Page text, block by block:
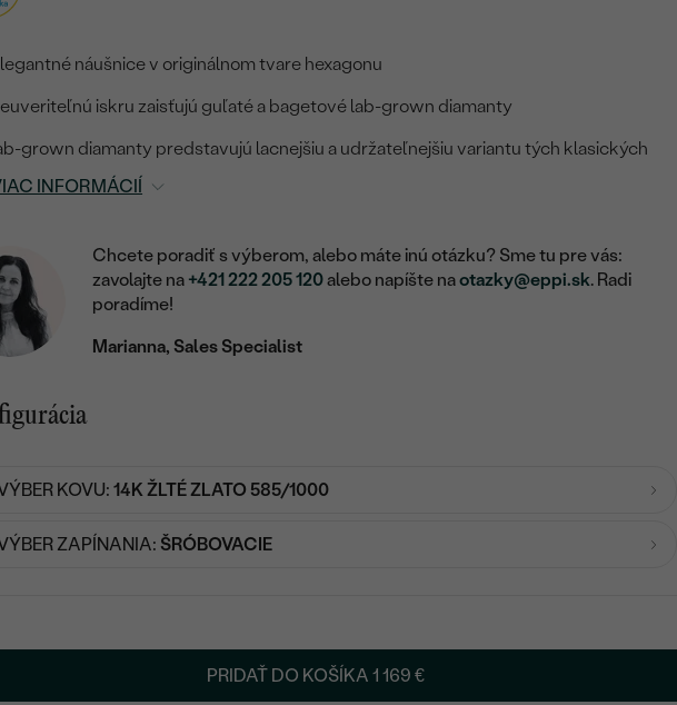
náušnice v originálnom tvare hexagonu
iskru zaisťujú guľaté a bagetové lab-grown diamanty
grown diamanty predstavujú lacnejšiu a udržateľnejšiu variantu tých klasických
INFORMÁCIÍ
Chcete poradiť s výberom, alebo máte inú otázku? Sme tu pre vás:
zavolajte na +421 222 205 120alebo napíšte naotazky@eppi.sk. Radi
poradíme!
Marianna, Sales Specialist
KOVU: 14K ŽLTÉ ZLATO 585/1000
ZAPÍNANIA: ŠRÓBOVACIE
PRIDAŤ DO KOŠÍKA1 169 €